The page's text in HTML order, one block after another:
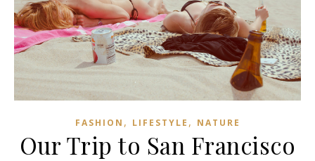
FASHION , LIFESTYLE , NATURE
Our Trip to San Francisco